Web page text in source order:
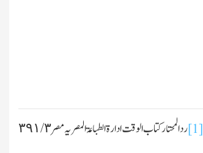
[1]ردالمحتار کتا ب الوقت ادارۃ الطباعۃ المصریہ مصر ٣/ ٣٩١